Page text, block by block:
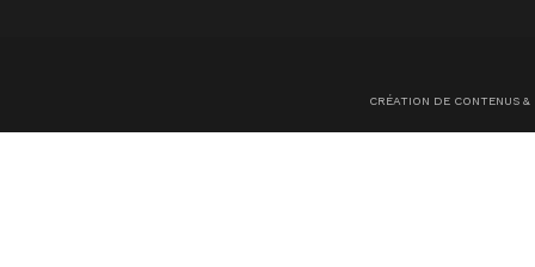
CRÉATION DE CONTENUS